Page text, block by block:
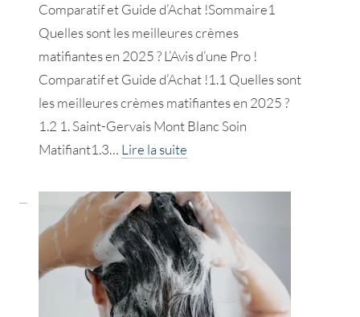
Comparatif et Guide d’Achat !Sommaire1
Quelles sont les meilleures crèmes
matifiantes en 2025 ? L’Avis d’une Pro !
Comparatif et Guide d’Achat !1.1 Quelles sont
les meilleures crèmes matifiantes en 2025 ?
1.2 1. Saint-Gervais Mont Blanc Soin
Matifiant1.3… Lire la suite
meilleures
crèmes
matifiantes
!
L’Avis
d’une